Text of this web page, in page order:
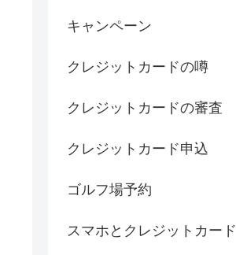
キャンペーン
クレジットカードの噂
クレジットカードの審査
クレジットカード申込
ゴルフ場予約
スマホとクレジットカード